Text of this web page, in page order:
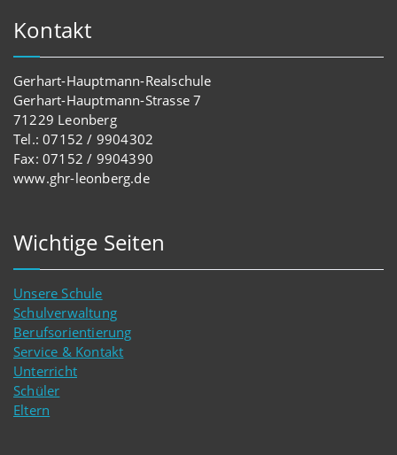
Kontakt
Gerhart-Hauptmann-Realschule
Gerhart-Hauptmann-Strasse 7
71229 Leonberg
Tel.: 07152 / 9904302
Fax: 07152 / 9904390
www.ghr-leonberg.de
Wichtige Seiten
Unsere Schule
Schulverwaltung
Berufsorientierung
Service & Kontakt
Unterricht
Schüler
Eltern